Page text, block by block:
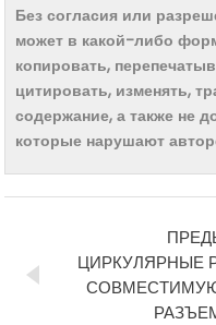
Без согласия или
может в какой-либо
копировать,
цитировать, изменять,
содержание, а также не
которые нарушают
ЦИРКУЛЯРНЫЕ